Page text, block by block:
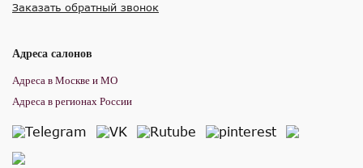
Заказать обратный звонок
Адреса салонов
Адреса в Москве и МО
Адреса в регионах России